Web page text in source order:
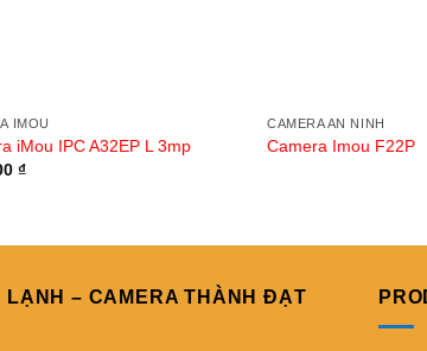
IMOU
iMou IPC A32EP L 3mp
₫
CAMERA AN NINH
Camera Imou F22P
LẠNH – CAMERA THÀNH ĐẠT